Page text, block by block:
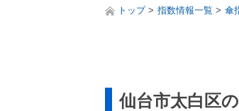
トップ 指数情報一覧 傘
仙台市太白区